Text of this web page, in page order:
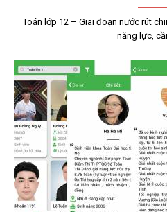
Toán lớp 12 – Giai đoạn nước rút
năng lực,